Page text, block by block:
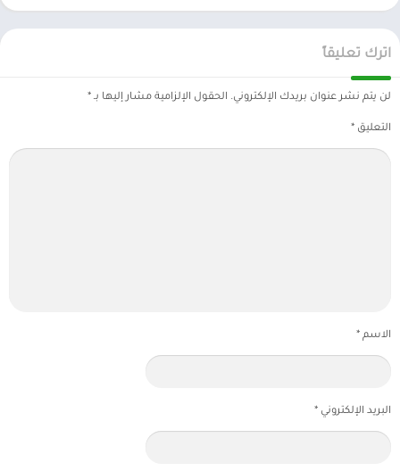
اترك تعليقاً
لن يتم نشر عنوان بريدك الإلكتروني. الحقول الإلزامية مشار إليها بـ *
التعليق *
الاسم *
البريد الإلكتروني *